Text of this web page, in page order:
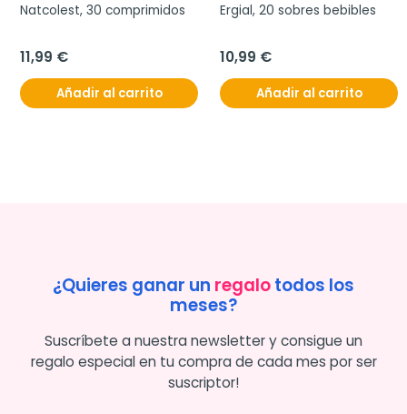
Natcolest, 30 comprimidos
11,99 €
Añadir al carrito
Ergial, 20 sobres bebibles
10,99 €
Añadir al carrito
¿Quieres ganar un regalotodos los
meses?
Suscríbete a nuestra newsletter y consigue un
regalo especial en tu compra de cada mes por ser
suscriptor!